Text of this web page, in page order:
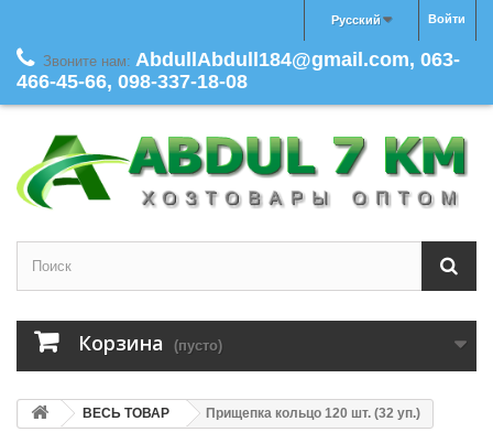
Войти
Русский
Звоните нам: AbdullAbdull184@gmail.com, 063-
466-45-66, 098-337-18-08
Корзина (пусто)
ВЕСЬ ТОВАР Прищепка кольцо 120 шт. (32 уп.)